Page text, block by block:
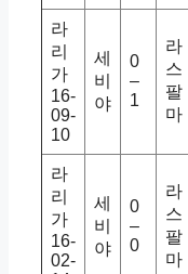
라
리
가
16-
09-
10
세
비
야
0
–
1
라
스
팔
마
라
리
가
16-
02-
세
비
야
0
–
0
라
스
팔
마